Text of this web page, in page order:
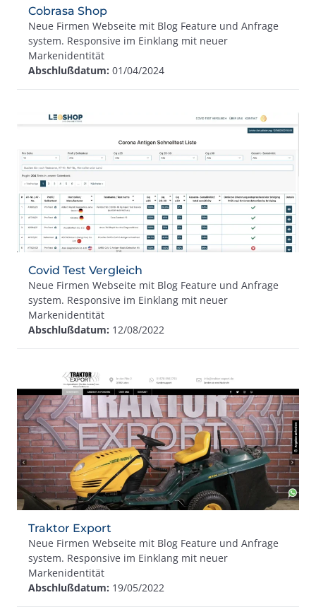
Cobrasa Shop
Neue Firmen Webseite mit Blog Feature und Anfrage
system. Responsive im Einklang mit neuer
Markenidentität
Abschlußdatum: 01/04/2024
Covid Test Vergleich
Neue Firmen Webseite mit Blog Feature und Anfrage
system. Responsive im Einklang mit neuer
Markenidentität
Abschlußdatum: 12/08/2022
Traktor Export
Neue Firmen Webseite mit Blog Feature und Anfrage
system. Responsive im Einklang mit neuer
Markenidentität
Abschlußdatum: 19/05/2022